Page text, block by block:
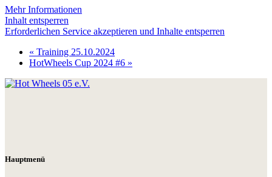
Mehr Informationen
Inhalt entsperren
Erforderlichen Service akzeptieren und Inhalte entsperren
« Training 25.10.2024
HotWheels Cup 2024 #6 »
Hauptmenü